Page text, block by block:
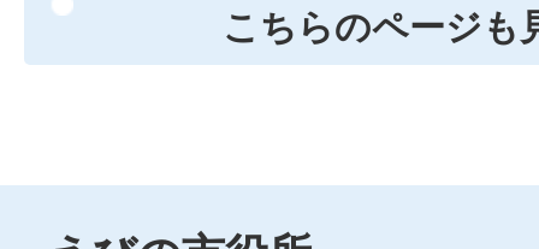
こちらのページも